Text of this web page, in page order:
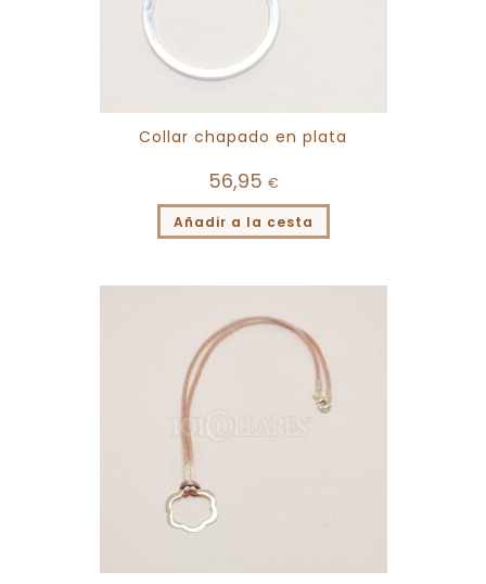
Collar chapado en plata
56,95 €
Añadir a la cesta